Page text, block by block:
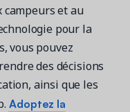
et au
pour la
vous pouvez
des décisions
ainsi que les
Adoptez la